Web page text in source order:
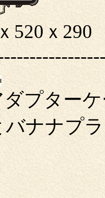
520ｘ
ダプター
バナナプ